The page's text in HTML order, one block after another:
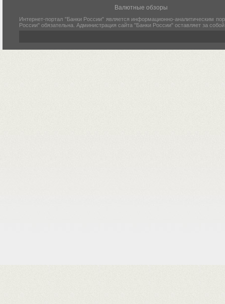
Валютные обзоры
Интернет-портал "Банки России" является информационно-аналитическим
России" обязательна. Администрация сайта "Банки России" оставляет за